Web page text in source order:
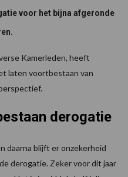
voor het bijna afgeronde
Kamerleden, heeft
laten voortbestaan van
derogatie
daarna blijft er onzekerheid
derogatie. Zeker voor dit jaar